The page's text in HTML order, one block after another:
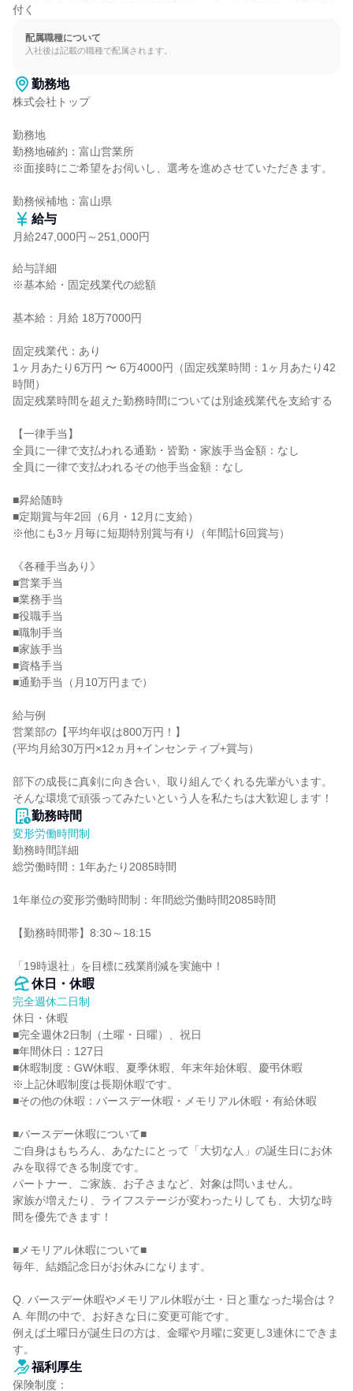
付く
配属職種について
入社後は記載の職種で配属されます。
勤務地
株式会社トップ
勤務地
勤務地確約：富山営業所
※面接時にご希望をお伺いし、選考を進めさせていただきます。
勤務候補地：富山県
給与
月給247,000円～251,000円
給与詳細
※基本給・固定残業代の総額
基本給：月給 18万7000円
固定残業代：あり
1ヶ月あたり6万円 〜 6万4000円（固定残業時間：1ヶ月あたり42
時間）
固定残業時間を超えた勤務時間については別途残業代を支給する
【一律手当】
全員に一律で支払われる通勤・皆勤・家族手当金額：なし
全員に一律で支払われるその他手当金額：なし
■昇給随時
■定期賞与年2回（6月・12月に支給）
※他にも3ヶ月毎に短期特別賞与有り（年間計6回賞与）
《各種手当あり》
■営業手当
■業務手当
■役職手当
■職制手当
■家族手当
■資格手当
■通勤手当（月10万円まで）
給与例
営業部の【平均年収は800万円！】
(平均月給30万円×12ヵ月+インセンティブ+賞与）
部下の成長に真剣に向き合い、取り組んでくれる先輩がいます。
そんな環境で頑張ってみたいという人を私たちは大歓迎します！
勤務時間
変形労働時間制
勤務時間詳細
総労働時間：1年あたり2085時間
1年単位の変形労働時間制：年間総労働時間2085時間
【勤務時間帯】8:30～18:15
「19時退社」を目標に残業削減を実施中！
休日・休暇
完全週休二日制
休日・休暇
■完全週休2日制（土曜・日曜）、祝日
■年間休日：127日
■休暇制度：GW休暇、夏季休暇、年末年始休暇、慶弔休暇
※上記休暇制度は長期休暇です。
■その他の休暇：バースデー休暇・メモリアル休暇・有給休暇
■バースデー休暇について■
ご自身はもちろん、あなたにとって「大切な人」の誕生日にお休
みを取得できる制度です。
パートナー、ご家族、お子さまなど、対象は問いません。
家族が増えたり、ライフステージが変わったりしても、大切な時
間を優先できます！
■メモリアル休暇について■
毎年、結婚記念日がお休みになります。
Q. バースデー休暇やメモリアル休暇が土・日と重なった場合は？
A. 年間の中で、お好きな日に変更可能です。
例えば土曜日が誕生日の方は、金曜や月曜に変更し3連休にできま
す。
福利厚生
保険制度：